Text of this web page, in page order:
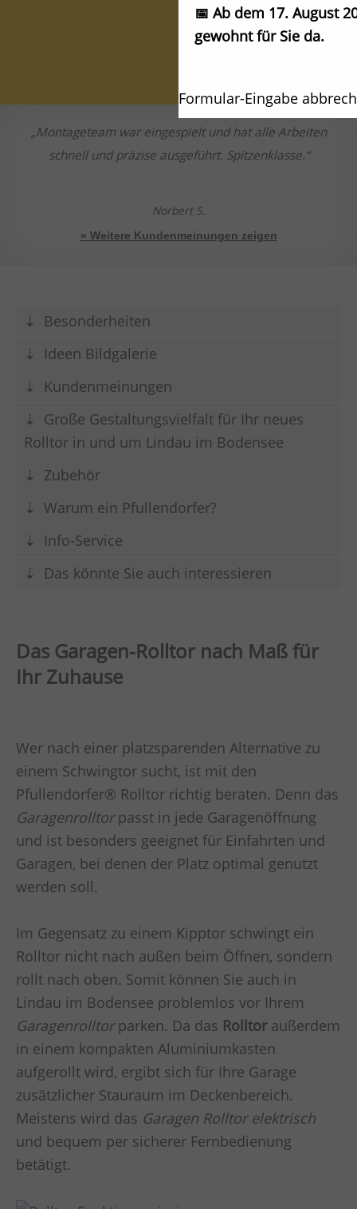
Montageteam war eingespielt und hat alle Arbeiten
schnell und präzise ausgeführt. Spitzenklasse.
Norbert S.
» Weitere Kundenmeinungen zeigen
Besonderheiten
Ideen Bildgalerie
Kundenmeinungen
Große Gestaltungsvielfalt für Ihr neues
Rolltor in und um Lindau im Bodensee
Zubehör
Warum ein Pfullendorfer?
Info-Service
Das könnte Sie auch interessieren
Das Garagen-Rolltor nach Maß für
Ihr Zuhause
Wer nach einer platzsparenden Alternative zu
einem Schwingtor sucht, ist mit den
Pfullendorfer® Rolltor richtig beraten. Denn das
Garagenrolltor passt in jede Garagenöffnung
und ist besonders geeignet für Einfahrten und
Garagen, bei denen der Platz optimal genutzt
werden soll.
Im Gegensatz zu einem Kipptor schwingt ein
Rolltor nicht nach außen beim Öffnen, sondern
rollt nach oben. Somit können Sie auch in
Lindau im Bodensee problemlos vor Ihrem
Garagenrolltorparken. Da das Rolltor außerdem
in einem kompakten Aluminiumkasten
aufgerollt wird, ergibt sich für Ihre Garage
zusätzlicher Stauraum im Deckenbereich.
Meistens wird das Garagen Rolltor elektrisch
und bequem per sicherer Fernbedienung
betätigt.
📅 Ab dem 17. August
gewohnt für Sie da.
Formular-Eingabe